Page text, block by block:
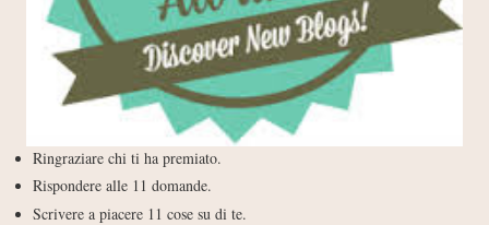
Ringraziare chi ti ha premiato.
Rispondere alle 11 domande.
Scrivere a piacere 11 cose su di te.